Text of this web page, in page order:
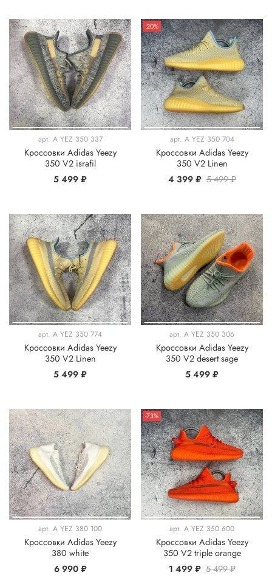
арт. A YEZ 350 337
Кроссовки Adidas Yeezy
350 V2 israfil
5 499 ₽
-20%
арт. A YEZ 350 704
Кроссовки Adidas Yeezy
350 V2 Linen
4 399 ₽ 5 499 ₽
арт. A YEZ 350 774
Кроссовки Adidas Yeezy
350 V2 Linen
5 499 ₽
арт. A YEZ 350 306
Кроссовки Adidas Yeezy
350 V2 desert sage
5 499 ₽
арт. A YEZ 380 100
Кроссовки Adidas Yeezy
380 white
6 990 ₽
-73%
арт. A YEZ 350 600
Кроссовки Adidas Yeezy
350 V2 triple orange
1 499 ₽ 5 499 ₽